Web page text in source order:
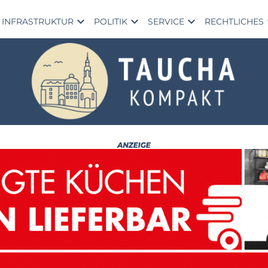
INFRASTRUKTUR expand_more POLITIK expand_more SERVICE expand_more RECHTLICHES